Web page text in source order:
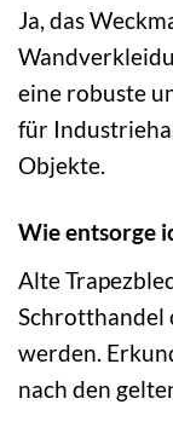
Ja, das
eine robuste
für
Objekte.
Wie entsorge
Alte
werden.
nach den